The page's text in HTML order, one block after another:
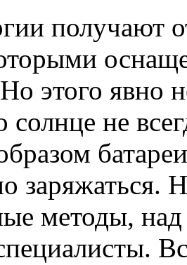
получают
этого явно
солнце не
заряжаться.
методы,